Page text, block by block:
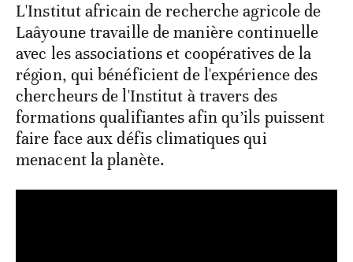
L'Institut africain de recherche agricole de
Laâyoune travaille de manière continuelle
avec les associations et coopératives de la
région, qui bénéficient de l'expérience des
chercheurs de l'Institut à travers des
formations qualifiantes afin qu’ils puissent
faire face aux défis climatiques qui
menacent la planète.